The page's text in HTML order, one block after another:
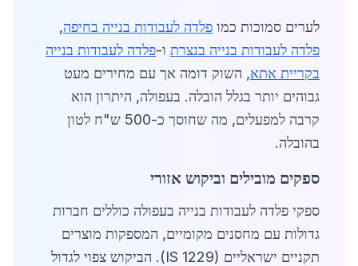
לערים סמוכות כמו פלדה לעבודות בנייה בחיפה,
פלדה לעבודות בנייה בנצרת ו-פלדה לעבודות בנייה
בקריית אתא, השוק דומה אך עם מחירים מעט
גבוהים יותר בגלל הובלה. בעפולה, היתרון הוא
קרבה למפעלים, מה שחוסך כ-500 ש"ח לטון
בהובלה.
ספקים מובילים וביקוש אזורי
ספקי פלדה לעבודות בנייה בעפולה כוללים חברות
גדולות עם מחסנים מקומיים, המספקות מוצרים
תקניים ישראליים (IS 1229). הביקוש צפוי לגדול